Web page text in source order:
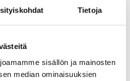
Tietoja
sisällön ja mainosten
median ominaisuuksien